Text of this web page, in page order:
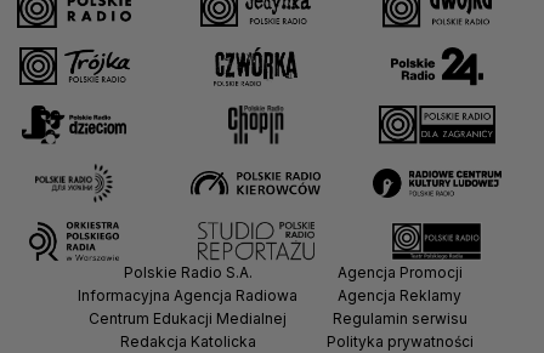
Polskie Radio S.A.
Informacyjna Agencja Radiowa
Centrum Edukacji Medialnej
Redakcja Katolicka
Agencja Promocji
Agencja Reklamy
Regulamin serwisu
Polityka prywatności